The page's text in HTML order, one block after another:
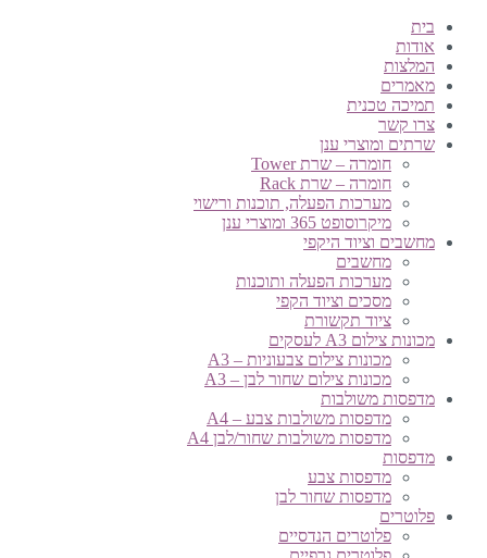
בית
אודות
המלצות
מאמרים
תמיכה טכנית
צרו קשר
שרתים ומוצרי ענן
חומרה – שרת Tower
חומרה – שרת Rack
מערכות הפעלה, תוכנות ורישוי
מיקרוסופט 365 ומוצרי ענן
מחשבים וציוד היקפי
מחשבים
מערכות הפעלה ותוכנות
מסכים וציוד הקפי
ציוד תקשורת
מכונות צילום A3 לעסקים
מכונות צילום צבעוניות – A3
מכונות צילום שחור לבן – A3
מדפסות משולבות
מדפסות משולבות צבע – A4
מדפסות משולבות שחור/לבן A4
מדפסות
מדפסות צבע
מדפסות שחור לבן
פלוטרים
פלוטרים הנדסיים